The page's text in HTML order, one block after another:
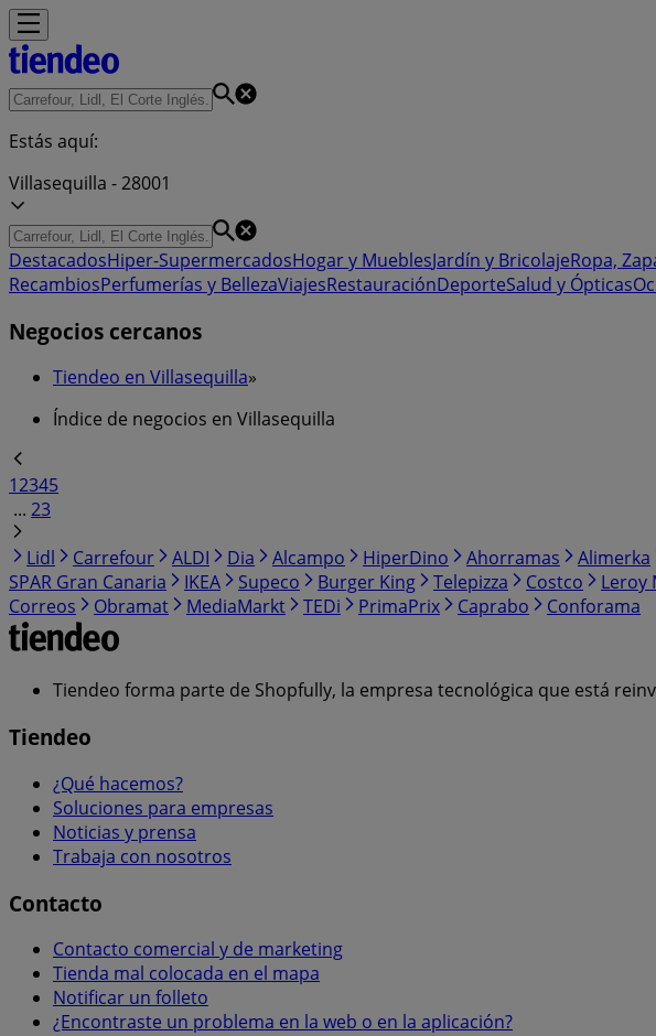
Estás aquí:
Villasequilla - 28001
DestacadosHiper-SupermercadosHogar y MueblesJardín y BricolajeRopa,
RecambiosPerfumerías y BellezaViajesRestauraciónDeporteSalud y Ópticas
Negocios cercanos
Tiendeo en Villasequilla»
Índice de negocios en Villasequilla
12345
... 23
Lidl
Carrefour ALDI Dia Alcampo HiperDino Ahorramas Alimerka
SPAR Gran Canaria
IKEA Supeco Burger King Telepizza Costco Leroy
Correos
Obramat MediaMarkt TEDi PrimaPrix Caprabo Conforama
Tiendeo forma parte de Shopfully, la empresa tecnológica que está
Tiendeo
¿Qué hacemos?
Soluciones para empresas
Noticias y prensa
Trabaja con nosotros
Contacto
Contacto comercial y de marketing
Tienda mal colocada en el mapa
Notificar un folleto
¿Encontraste un problema en la web o en la aplicación?